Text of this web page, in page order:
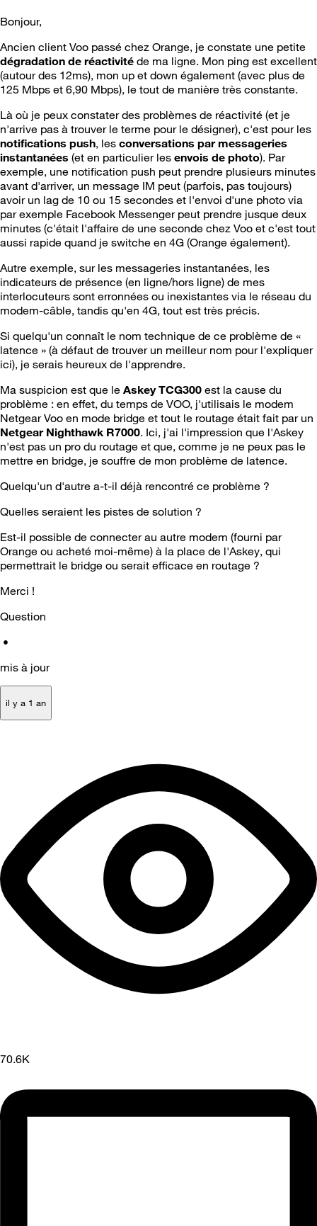
Bonjour,
Ancien client Voo passé chez Orange, je constate une petite
dégradation de réactivité de ma ligne. Mon ping est excellent
(autour des 12ms), mon up et down également (avec plus de
125 Mbps et 6,90 Mbps), le tout de manière très constante.
Là où je peux constater des problèmes de réactivité (et je
n'arrive pas à trouver le terme pour le désigner), c'est pour les
notifications push, les conversations par messageries
instantanées (et en particulier les envois de photo). Par
exemple, une notification push peut prendre plusieurs minutes
avant d'arriver, un message IM peut (parfois, pas toujours)
avoir un lag de 10 ou 15 secondes et l'envoi d'une photo via
par exemple Facebook Messenger peut prendre jusque deux
minutes (c'était l'affaire de une seconde chez Voo et c'est tout
aussi rapide quand je switche en 4G (Orange également).
Autre exemple, sur les messageries instantanées, les
indicateurs de présence (en ligne/hors ligne) de mes
interlocuteurs sont erronnées ou inexistantes via le réseau du
modem-câble, tandis qu'en 4G, tout est très précis.
Si quelqu'un connaît le nom technique de ce problème de «
latence » (à défaut de trouver un meilleur nom pour l'expliquer
ici), je serais heureux de l'apprendre.
Ma suspicion est que le Askey TCG300 est la cause du
problème : en effet, du temps de VOO, j'utilisais le modem
Netgear Voo en mode bridge et tout le routage était fait par un
Netgear Nighthawk R7000. Ici, j'ai l'impression que l'Askey
n'est pas un pro du routage et que, comme je ne peux pas le
mettre en bridge, je souffre de mon problème de latence.
Quelqu'un d'autre a-t-il déjà rencontré ce problème ?
Quelles seraient les pistes de solution ?
Est-il possible de connecter au autre modem (fourni par
Orange ou acheté moi-même) à la place de l'Askey, qui
permettrait le bridge ou serait efficace en routage ?
Merci !
Question
•
mis à jour
il y a 1 an
70.6K